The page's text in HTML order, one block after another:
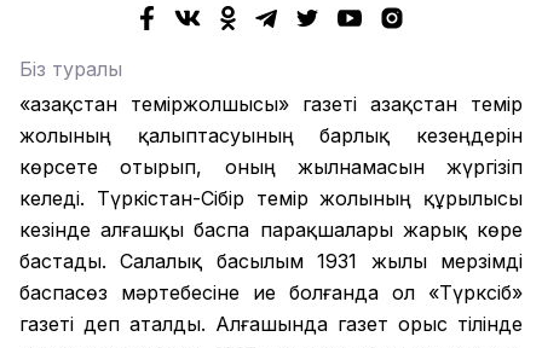
Біз туралы
«Қазақстан теміржолшысы» газеті Қазақстан темір
жолының қалыптасуының барлық кезеңдерін
көрсете отырып, оның жылнамасын жүргізіп
келеді. Түркістан-Сібір темір жолының құрылысы
кезінде алғашқы баспа парақшалары жарық көре
бастады. Салалық басылым 1931 жылы мерзімді
баспасөз мәртебесіне ие болғанда ол «Түрксіб»
газеті деп аталды. Алғашында газет орыс тілінде